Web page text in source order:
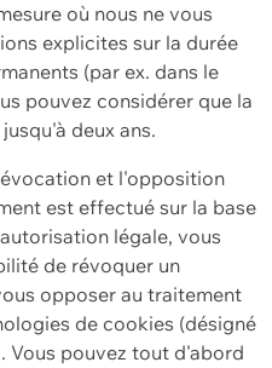
où nous ne vous
explicites sur la durée
(par ex. dans le
pouvez considérer que la
deux ans.
et l'opposition
est effectué sur la base
légale, vous
de révoquer un
opposer au traitement
de cookies (désigné
Vous pouvez tout d'abord